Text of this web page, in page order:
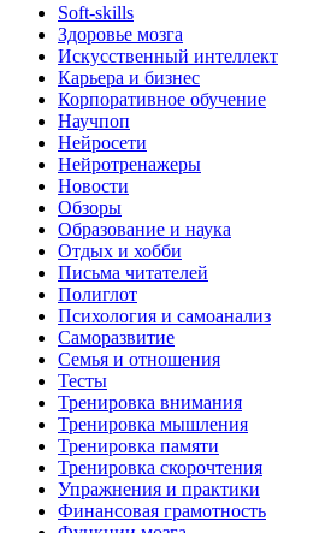
Soft-skills
Здоровье мозга
Искусственный интеллект
Карьера и бизнес
Корпоративное обучение
Научпоп
Нейросети
Нейротренажеры
Новости
Обзоры
Образование и наука
Отдых и хобби
Письма читателей
Полиглот
Психология и самоанализ
Саморазвитие
Семья и отношения
Тесты
Тренировка внимания
Тренировка мышления
Тренировка памяти
Тренировка скорочтения
Упражнения и практики
Финансовая грамотность